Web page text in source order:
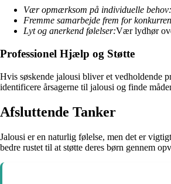
Vær opmærksom på individuelle behov:
Fremme samarbejde frem for
Lyt og anerkend følelser:Vær lydhør
Professionel Hjælp og Støtte
Hvis søskende jalousi bliver et vedholdende
identificere årsagerne til jalousi og finde
Afsluttende Tanker
Jalousi er en naturlig følelse, men det er
bedre rustet til at støtte deres børn gennem